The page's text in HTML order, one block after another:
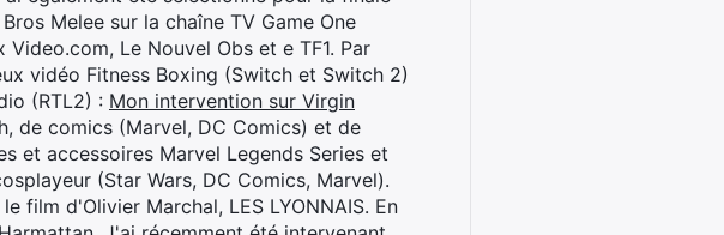
Melee sur la chaîne TV Game One
Le Nouvel Obs et e TF1. Par
vidéo Fitness Boxing (Switch et Switch 2)
(RTL2) : Mon intervention sur Virgin
de comics (Marvel, DC Comics) et de
et accessoires Marvel Legends Series et
(Star Wars, DC Comics, Marvel).
film d'Olivier Marchal, LES LYONNAIS. En